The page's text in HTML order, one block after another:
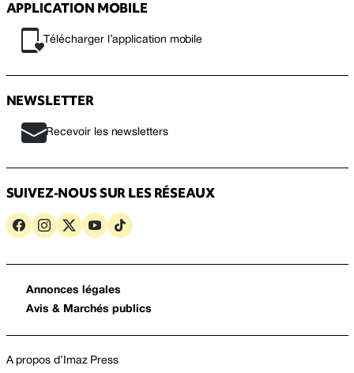
APPLICATION MOBILE
Télécharger l’application mobile
NEWSLETTER
Recevoir les newsletters
SUIVEZ-NOUS SUR LES RÉSEAUX
Annonces légales
Avis & Marchés publics
A propos d’Imaz Press